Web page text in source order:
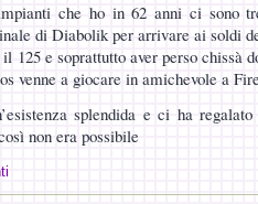
che ho in 62 anni ci sono
di Diabolik per arrivare ai soldi
125 e soprattutto aver perso chissà
venne a giocare in amichevole a
splendida e ci ha
non era possibile